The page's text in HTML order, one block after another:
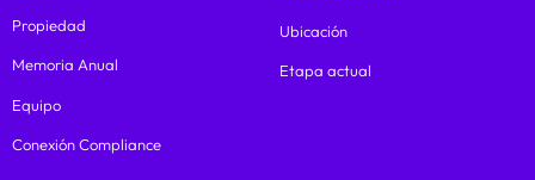
Propiedad
Memoria Anual
Equipo
Conexión Compliance
Ubicación
Etapa actual